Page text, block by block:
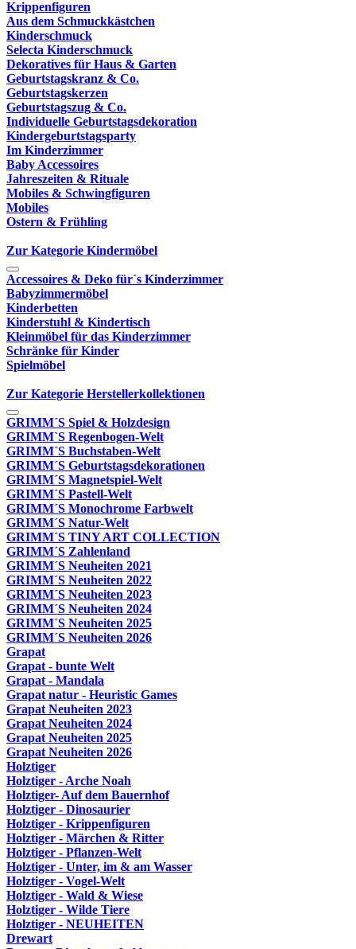
Krippenfiguren
Aus dem Schmuckkästchen
Kinderschmuck
Selecta Kinderschmuck
Dekoratives für Haus & Garten
Geburtstagskranz & Co.
Geburtstagskerzen
Geburtstagszug & Co.
Individuelle Geburtstagsdekoration
Kindergeburtstagsparty
Im Kinderzimmer
Baby Accessoires
Jahreszeiten & Rituale
Mobiles & Schwingfiguren
Mobiles
Ostern & Frühling
Zur Kategorie Kindermöbel
Accessoires & Deko für´s Kinderzimmer
Babyzimmermöbel
Kinderbetten
Kinderstuhl & Kindertisch
Kleinmöbel für das Kinderzimmer
Schränke für Kinder
Spielmöbel
Zur Kategorie Herstellerkollektionen
GRIMM´S Spiel & Holzdesign
GRIMM`S Regenbogen-Welt
GRIMM´S Buchstaben-Welt
GRIMM´S Geburtstagsdekorationen
GRIMM´S Magnetspiel-Welt
GRIMM´S Pastell-Welt
GRIMM´S Monochrome Farbwelt
GRIMM´S Natur-Welt
GRIMM´S TINY ART COLLECTION
GRIMM´S Zahlenland
GRIMM´S Neuheiten 2021
GRIMM´S Neuheiten 2022
GRIMM´S Neuheiten 2023
GRIMM´S Neuheiten 2024
GRIMM´S Neuheiten 2025
GRIMM´S Neuheiten 2026
Grapat
Grapat - bunte Welt
Grapat - Mandala
Grapat natur - Heuristic Games
Grapat Neuheiten 2023
Grapat Neuheiten 2024
Grapat Neuheiten 2025
Grapat Neuheiten 2026
Holztiger
Holztiger - Arche Noah
Holztiger- Auf dem Bauernhof
Holztiger - Dinosaurier
Holztiger - Krippenfiguren
Holztiger - Märchen & Ritter
Holztiger - Pflanzen-Welt
Holztiger - Unter, im & am Wasser
Holztiger - Vogel-Welt
Holztiger - Wald & Wiese
Holztiger - Wilde Tiere
Holztiger - NEUHEITEN
Drewart